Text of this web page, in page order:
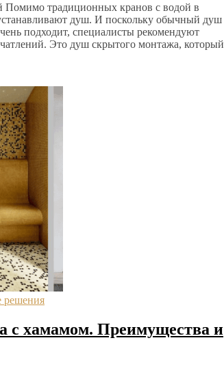
Помимо традиционных кранов с водой в
душ. И поскольку обычный душ
подходит, специалисты рекомендуют
Это душ скрытого монтажа, который
решения
с хамамом. Преимущества и